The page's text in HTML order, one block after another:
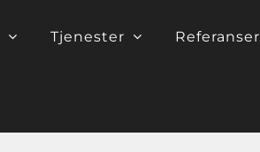
Tjenester Referanser